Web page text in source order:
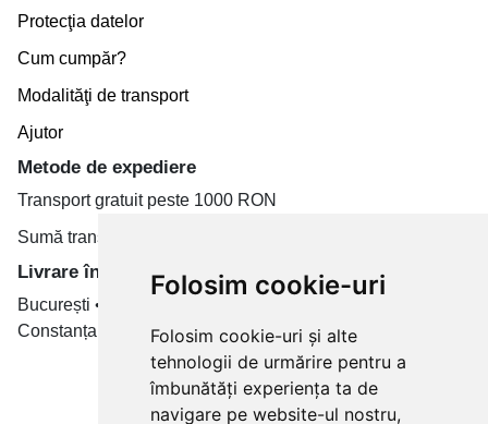
Folosim cookie-uri
Folosim cookie-uri și alte
tehnologii de urmărire pentru a
îmbunătăți experiența ta de
navigare pe website-ul nostru,
Protecţia datelor
Cum cumpăr?
Modalităţi de transport
Ajutor
Metode de expediere
Transport gratuit peste 1000 RON
Sumă transport de la 19.99 RON
Livrare în toate țară
București • Cluj-Napoca • Brașov • Timișoara • Iași •
Constanța • Craiova
Plăți cu card bancar prin